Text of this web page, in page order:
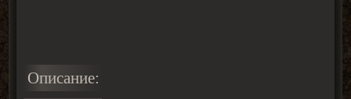
Описание: